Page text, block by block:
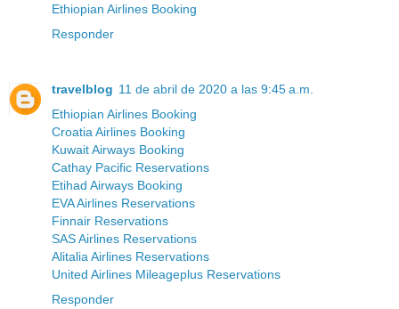
Ethiopian Airlines Booking
Responder
travelblog 11 de abril de 2020 a las 9:45 a.m.
Ethiopian Airlines Booking
Croatia Airlines Booking
Kuwait Airways Booking
Cathay Pacific Reservations
Etihad Airways Booking
EVA Airlines Reservations
Finnair Reservations
SAS Airlines Reservations
Alitalia Airlines Reservations
United Airlines Mileageplus Reservations
Responder